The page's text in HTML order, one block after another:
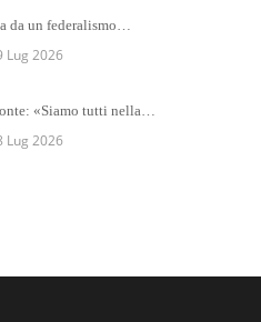
da un federalismo…
Lug 2026
«Siamo tutti nella…
Lug 2026